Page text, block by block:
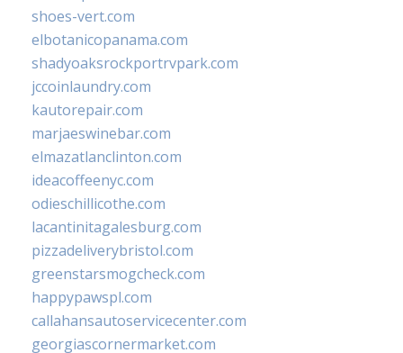
shoes-vert.com
elbotanicopanama.com
shadyoaksrockportrvpark.com
jccoinlaundry.com
kautorepair.com
marjaeswinebar.com
elmazatlanclinton.com
ideacoffeenyc.com
odieschillicothe.com
lacantinitagalesburg.com
pizzadeliverybristol.com
greenstarsmogcheck.com
happypawspl.com
callahansautoservicecenter.com
georgiascornermarket.com